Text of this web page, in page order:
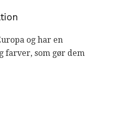
og har en
farver, som gør dem